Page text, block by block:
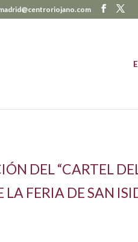
DEL “CARTEL
LA FERIA DE SAN